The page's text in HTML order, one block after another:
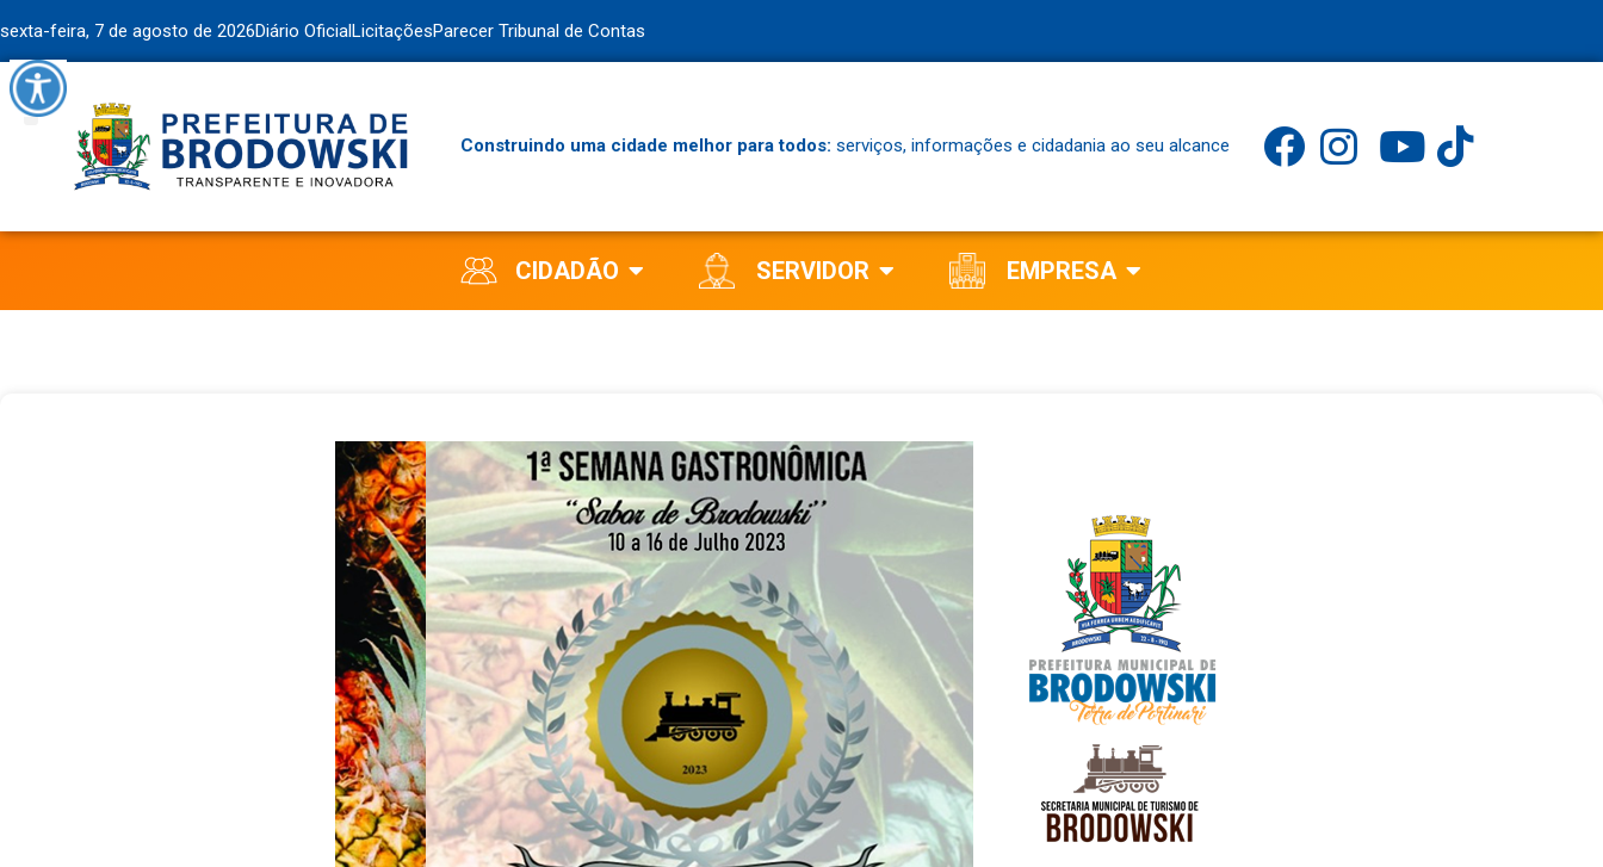
sexta-feira, 7 de agosto de 2026Diário OficialLicitaçõesParecer Tribunal de Contas
Construindo uma cidade melhor para todos: serviços, informações e cidadania ao seu alcance
CIDADÃO SERVIDOR EMPRESA